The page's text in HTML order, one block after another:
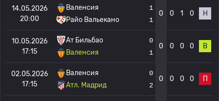
14.05.2026
20:00
Валенсия
Райо Вальекано
1
1
0 0 1 0 Н
10.05.2026
17:15
Ат Бильбао
Валенсия
0
1
0 0 0 0 В
02.05.2026
17:15
Валенсия
Атл. Мадрид
0
2
0 0 0 0 П